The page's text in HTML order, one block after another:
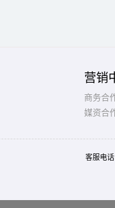
营销
商务合
媒资合
客服电